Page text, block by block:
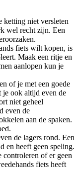
ketting niet versleten
wel recht zijn. Een
fiets wilt kopen, is
Maak een ritje en
aanlopen kun je
of je met een goede
je ook altijd even de
niet geheel
even de
aan de spaken.
de lagers rond. Een
en heeft geen speling.
controleren of er geen
fiets heeft